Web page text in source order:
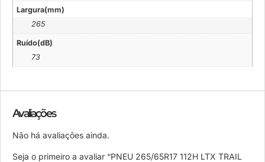
Largura(mm)
265
Ruído(dB)
73
Avaliações
Não há avaliações ainda.
Seja o primeiro a avaliar “PNEU 265/65R17 112H LTX TRAIL